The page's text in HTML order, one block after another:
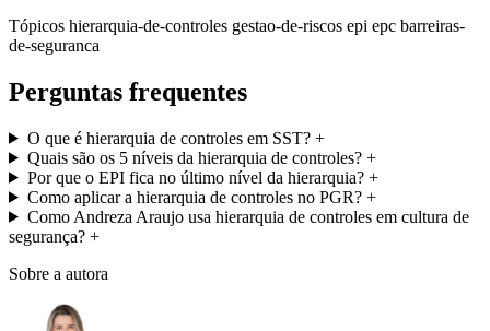
Tópicos hierarquia-de-controles gestao-de-riscos epi epc barreiras-
de-seguranca
Perguntas frequentes
O que é hierarquia de controles em SST?+
Quais são os 5 níveis da hierarquia de controles?+
Por que o EPI fica no último nível da hierarquia?+
Como aplicar a hierarquia de controles no PGR?+
Como Andreza Araujo usa hierarquia de controles em cultura de
segurança? +
Sobre a autora